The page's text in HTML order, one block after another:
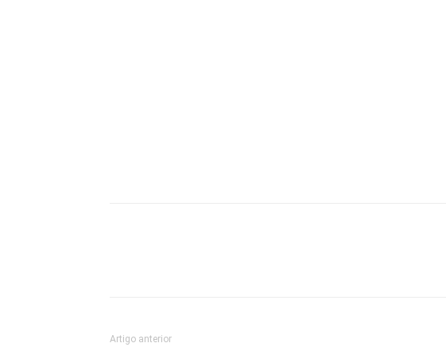
Artigo anterior